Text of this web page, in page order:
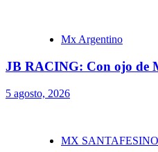
Mx Argentino
JB RACING: Con ojo de
5 agosto, 2026
MX SANTAFESINO